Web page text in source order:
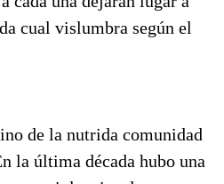
cual vislumbra según el
de la nutrida comunidad
la última década hubo una